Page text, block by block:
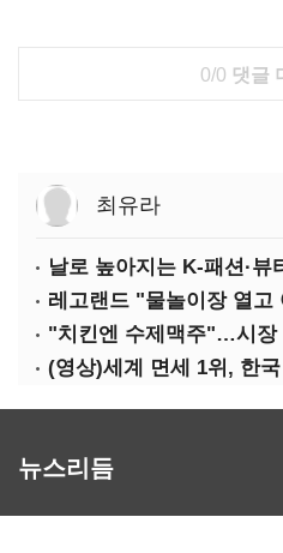
0/0 댓글
최유라
"치킨엔 수제맥주"…시장
뉴스리듬